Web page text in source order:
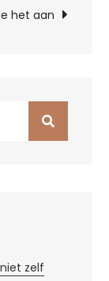
het aan
zelf